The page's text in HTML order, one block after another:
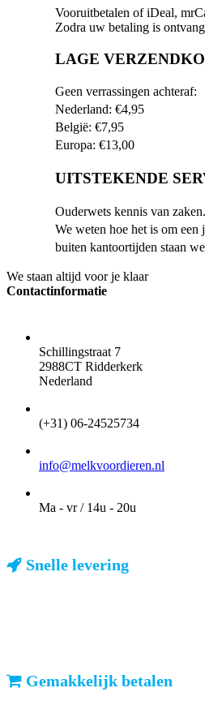
Vooruitbetalen of iDeal,
Zodra uw betaling is
LAGE
Geen verrassingen achteraf:
Nederland: €4,95
België: €7,95
Europa: €13,00
UITSTEKENDE
Ouderwets kennis van zaken.
We weten hoe het is om
buiten kantoortijden staan
We staan altijd voor je klaar
Contactinformatie
Schillingstraat 7
2988CT Ridderkerk
Nederland
(+31) 06-24525734
info@melkvoordieren.nl
Ma - vr / 14u - 20u
Snelle levering
Gemakkelijk betalen